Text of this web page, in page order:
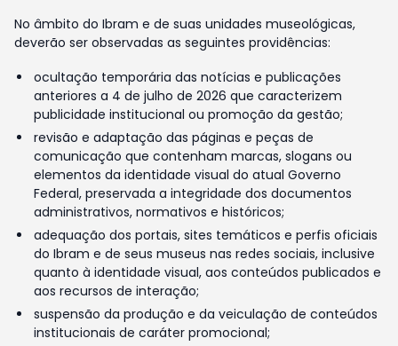
No âmbito do Ibram e de suas unidades museológicas,
deverão ser observadas as seguintes providências:
ocultação temporária das notícias e publicações
anteriores a 4 de julho de 2026 que caracterizem
publicidade institucional ou promoção da gestão;
revisão e adaptação das páginas e peças de
comunicação que contenham marcas, slogans ou
elementos da identidade visual do atual Governo
Federal, preservada a integridade dos documentos
administrativos, normativos e históricos;
adequação dos portais, sites temáticos e perfis oficiais
do Ibram e de seus museus nas redes sociais, inclusive
quanto à identidade visual, aos conteúdos publicados e
aos recursos de interação;
suspensão da produção e da veiculação de conteúdos
institucionais de caráter promocional;